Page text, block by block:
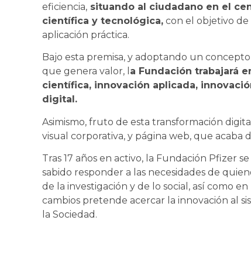
eficiencia, situando al ciudadano en el
científica y tecnológica, con el objetivo
aplicación práctica.
Bajo esta premisa, y adoptando un
que genera valor, l a Fundación trabajará
científica, innovación aplicada,
digital.
Asimismo, fruto de esta transformación
visual corporativa, y página web, que acaba
Tras 17 años en activo, la Fundación Pfizer
sabido responder a las necesidades de
de la investigación y de lo social, así como
cambios pretende acercar la innovación al
la Sociedad.